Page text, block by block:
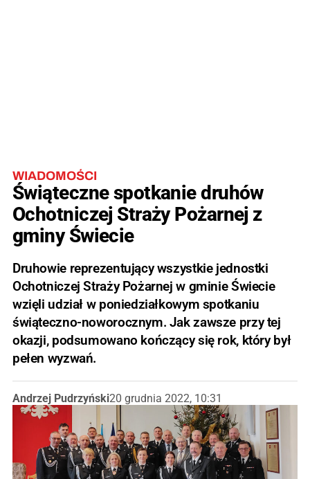
WIADOMOŚCI
Świąteczne spotkanie druhów
Ochotniczej Straży Pożarnej z
gminy Świecie
Druhowie reprezentujący wszystkie jednostki
Ochotniczej Straży Pożarnej w gminie Świecie
wzięli udział w poniedziałkowym spotkaniu
świąteczno-noworocznym. Jak zawsze przy tej
okazji, podsumowano kończący się rok, który był
pełen wyzwań.
Andrzej Pudrzyński20 grudnia 2022, 10:31